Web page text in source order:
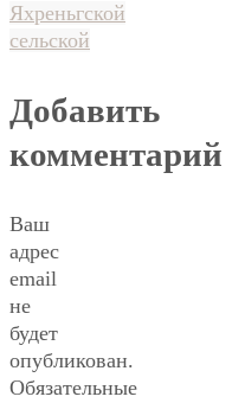
Яхреньгской
сельской
Добавить
комментарий
Ваш
адрес
email
не
будет
опубликован.
Обязательные